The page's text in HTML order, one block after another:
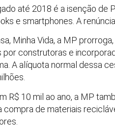
até 2018 é a isenção de
e smartphones. A
Minha Vida, a MP
construtoras e
A alíquota normal dessa
R$ 10 mil ao ano, a MP
compra de materiais